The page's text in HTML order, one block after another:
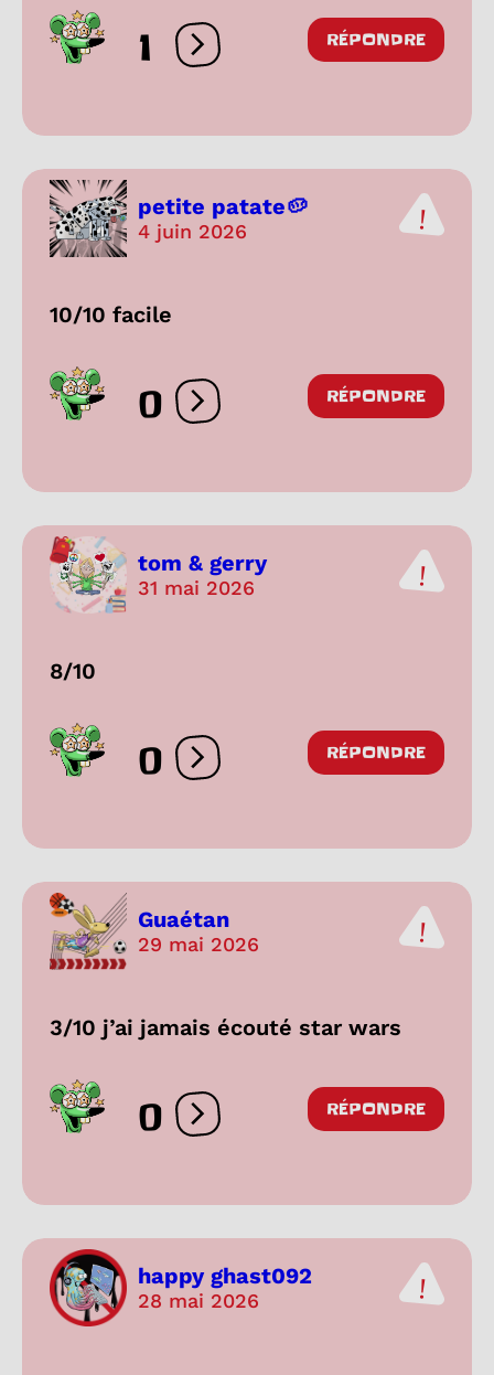
1 Ouvrir les réactions
RÉPONDRE
petite patate🥔
4 juin 2026
10/10 facile
0 Ouvrir les réactions
RÉPONDRE
tom & gerry
31 mai 2026
8/10
0 Ouvrir les réactions
RÉPONDRE
Guaétan
29 mai 2026
3/10 j’ai jamais écouté star wars
0 Ouvrir les réactions
RÉPONDRE
happy ghast092
28 mai 2026